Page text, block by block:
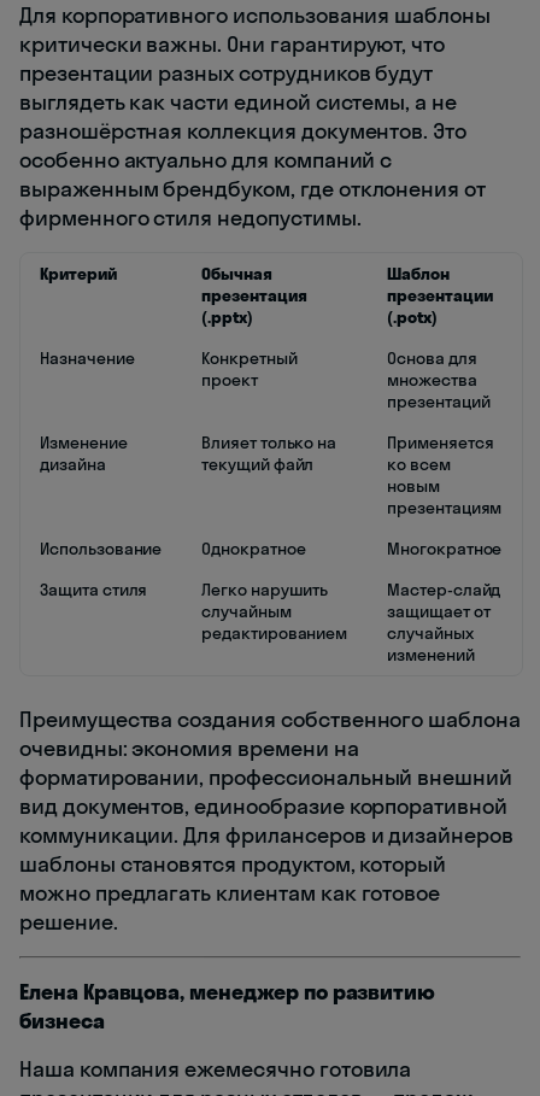
Для корпоративного использования шаблоны
критически важны. Они гарантируют, что
презентации разных сотрудников будут
выглядеть как части единой системы, а не
разношёрстная коллекция документов. Это
особенно актуально для компаний с
выраженным брендбуком, где отклонения от
фирменного стиля недопустимы.
Критерий
Обычная
презентация
(.pptx)
Шаблон
презентации
(.potx)
Назначение
Конкретный
проект
Основа для
множества
презентаций
Изменение
дизайна
Влияет только на
текущий файл
Применяется
ко всем
новым
презентациям
Использование
Однократное
Многократное
Защита стиля
Легко нарушить
случайным
редактированием
Мастер-слайд
защищает от
случайных
изменений
Преимущества создания собственного шаблона
очевидны: экономия времени на
форматировании, профессиональный внешний
вид документов, единообразие корпоративной
коммуникации. Для фрилансеров и дизайнеров
шаблоны становятся продуктом, который
можно предлагать клиентам как готовое
решение.
Елена Кравцова, менеджер по развитию
бизнеса
Наша компания ежемесячно готовила